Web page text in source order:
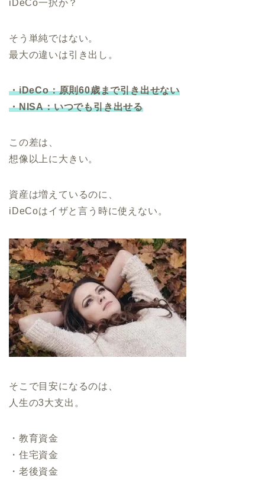
iDeCo一択か？
そう単純ではない。
最大の違いは引き出し。
・iDeCo：原則60歳まで引き出せない
・NISA：いつでも引き出せる
この差は、
想像以上に大きい。
資産は増えているのに、
iDeCoはイザと言う時に使えない。
そこで目安になるのは、
人生の3大支出。
・教育資金
・住宅資金
・老後資金